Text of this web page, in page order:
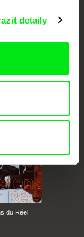
detaily
du Réel